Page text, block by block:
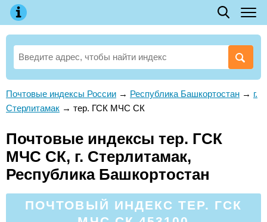
Почтовые индексы России → Республика Башкортостан → г.
Стерлитамак → тер. ГСК МЧС СК
Почтовые индексы тер. ГСК
МЧС СК, г. Стерлитамак,
Республика Башкортостан
ПОЧТОВЫЙ ИНДЕКС ТЕР. ГСК